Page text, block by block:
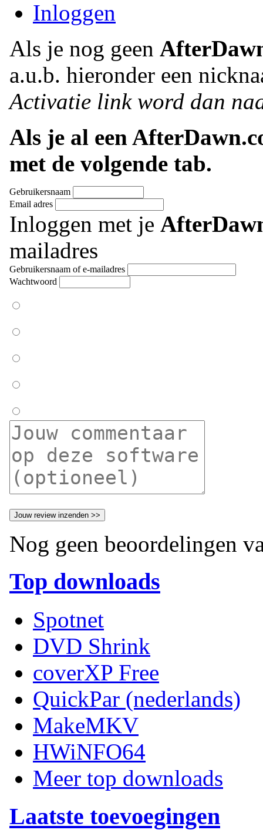
Inloggen
Als je nog geen
a.u.b. hieronder een
Activatie link word dan
Als je al een
met de volgende tab.
Gebruikersnaam
Email adres
Inloggen met je
mailadres
Gebruikersnaam of e-mailadres
Wachtwoord
Nog geen beoordelingen
Top downloads
Spotnet
DVD Shrink
coverXP Free
QuickPar (nederlands)
MakeMKV
HWiNFO64
Meer top downloads
Laatste toevoegingen